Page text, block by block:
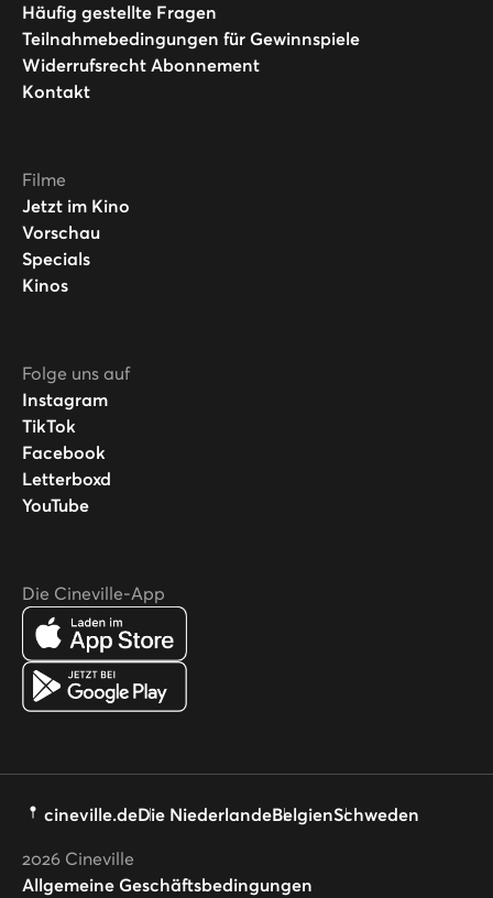
Häufig gestellte Fragen
Teilnahmebedingungen für Gewinnspiele
Widerrufsrecht Abonnement
Kontakt
Filme
Jetzt im Kino
Vorschau
Specials
Kinos
Folge uns auf
Instagram
TikTok
Facebook
Letterboxd
YouTube
Die Cineville-App
cineville.deDie NiederlandeBelgienSchweden
2026 Cineville
Allgemeine Geschäftsbedingungen